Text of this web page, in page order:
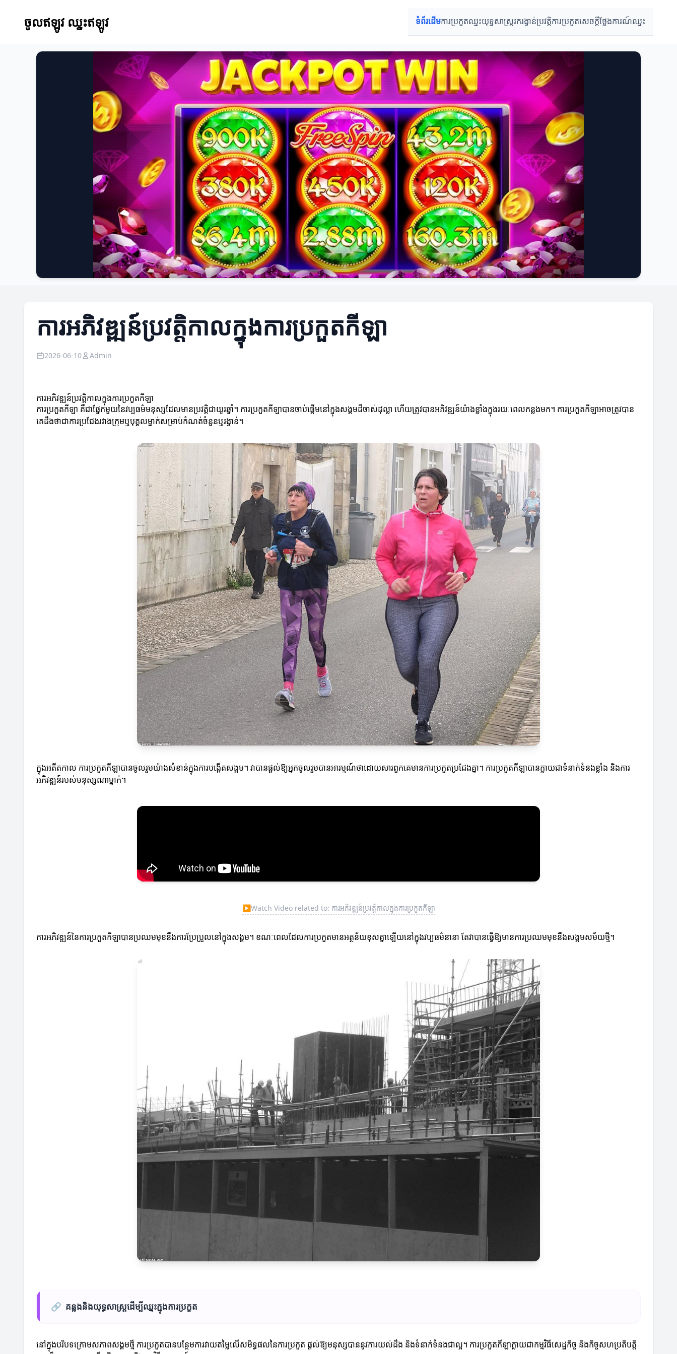
ចូលឥឡូវ ឈ្នះឥឡូវ ទំព័រដើមការប្រកួតឈ្នះយុទ្ធសាស្ត្ររករង្វាន់ប្រវត្តិការប្រកួតសេចក្ដីថ្លែងការណ៍ឈ្នះ
ការអភិវឌ្ឍន៍ប្រវត្តិកាលក្នុងការប្រកួតកីឡា
2026-06-10 Admin
ការអភិវឌ្ឍន៍ប្រវត្តិកាលក្នុងការប្រកួតកីឡា
ការប្រកួតកីឡា គឺជាផ្នែកមួយនៃវប្បធម៌មនុស្សដែលមានប្រវត្តិជាយូរឆ្នាំ។ ការប្រកួតកីឡាបានចាប់ផ្តើមនៅក្នុងសង្គមដ៏ចាស់ដុល្លា ហើយត្រូវបានអភិវឌ្ឍន៍យ៉ាងខ្លាំងក្នុងរយៈពេលកន្លងមក។ ការប្រកួតកីឡាអាចត្រូវបាន
គេដឹងថាជាការប្រជែងរវាងក្រុមឬបុគ្គលម្នាក់សម្រាប់កំណត់ចំនួនឬរង្វាន់។
ក្នុងអតីតកាល ការប្រកួតកីឡាបានចូលរួមយ៉ាងសំខាន់ក្នុងការបង្កើតសង្គម។ វាបានផ្តល់ឱ្យអ្នកចូលរួមបានអារម្មណ៍ថាដោយសារពួកគេមានការប្រកួតប្រជែងគ្នា។ ការប្រកួតកីឡាបានក្លាយជាទំនាក់ទំនងខ្លាំង និងការ
អភិវឌ្ឍន៍របស់មនុស្សណាម្នាក់។
▶Watch Video related to: ការអភិវឌ្ឍន៍ប្រវត្តិកាលក្នុងការប្រកួតកីឡា
ការអភិវឌ្ឍន៍នៃការប្រកួតកីឡាបានប្រឈមមុខនឹងការប្រែប្រួលនៅក្នុងសង្គម។ ខណៈពេលដែលការប្រកួតមានអត្ថន័យខុសគ្នាឡើយនៅក្នុងវប្បធម៌នានា តែវាបានធ្វើឱ្យមានការប្រឈមមុខនឹងសង្គមសម័យថ្មី។
🔗 គន្លងនិងយុទ្ធសាស្ត្រដើម្បីឈ្នះក្នុងការប្រកួត
នៅក្នុងបរិបទក្រោមសភាពសង្គមថ្មី ការប្រកួតបានបន្ថែមការវាយតម្លៃលើសមិទ្ធផលនៃការប្រកួត ផ្តល់ឱ្យមនុស្សបាននូវការយល់ដឹង និងទំនាក់ទំនងជាល្អ។ ការប្រកួតកីឡាក្លាយជាកម្មវិធីសេដ្ឋកិច្ច និងកិច្ចសហប្រតិបត្តិ